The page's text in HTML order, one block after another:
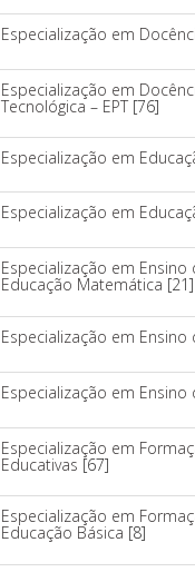
Especialização em
Especialização em
Tecnológica – EPT [76]
Especialização em
Especialização em
Especialização em
Educação Matemática [21]
Especialização em
Especialização em
Especialização em
Educativas [67]
Especialização em
Educação Básica [8]